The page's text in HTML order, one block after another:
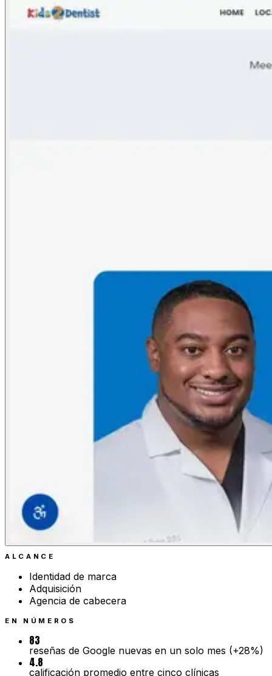
ALCANCE
Identidad de marca
Adquisición
Agencia de cabecera
EN NÚMEROS
83
reseñas de Google nuevas en un solo mes (+28%)
4.8
calificación promedio entre cinco clínicas